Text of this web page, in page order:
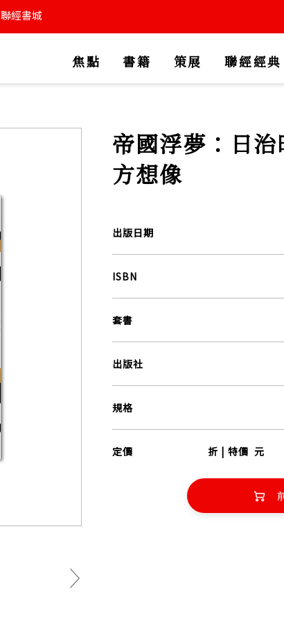
聯經書城
焦點 書籍 策展 聯經經典
帝國浮夢：日
方想像
出版日期
ISBN
套書
出版社
規格
定價 折 | 特價 元